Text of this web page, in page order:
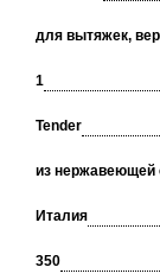
для вытяжек,
1
Tender
из нержавеющей
Италия
350